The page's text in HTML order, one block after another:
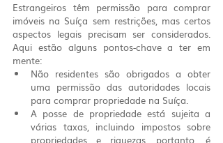
Estrangeiros têm permissão para comprar
imóveis na Suíça sem restrições, mas certos
aspectos legais precisam ser considerados.
Aqui estão alguns pontos-chave a ter em
mente:
Não residentes são obrigados a obter
uma permissão das autoridades locais
para comprar propriedade na Suíça.
A posse de propriedade está sujeita a
várias taxas, incluindo impostos sobre
propriedades e riquezas, portanto, é